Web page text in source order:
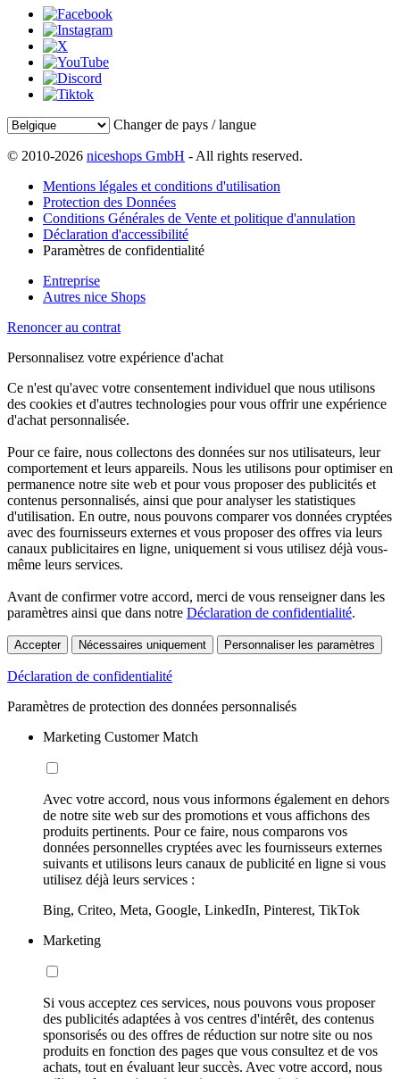
Changer de pays / langue
© 2010-2026 niceshops GmbH - All rights reserved.
Mentions légales et conditions d'utilisation
Protection des Données
Conditions Générales de Vente et politique d'annulation
Déclaration d'accessibilité
Paramètres de confidentialité
Entreprise
Autres nice Shops
Renoncer au contrat
Personnalisez votre expérience d'achat
Ce n'est qu'avec votre consentement individuel que nous utilisons
des cookies et d'autres technologies pour vous offrir une expérience
d'achat personnalisée.
Pour ce faire, nous collectons des données sur nos utilisateurs, leur
comportement et leurs appareils. Nous les utilisons pour optimiser en
permanence notre site web et pour vous proposer des publicités et
contenus personnalisés, ainsi que pour analyser les statistiques
d'utilisation. En outre, nous pouvons comparer vos données cryptées
avec des fournisseurs externes et vous proposer des offres via leurs
canaux publicitaires en ligne, uniquement si vous utilisez déjà vous-
même leurs services.
Avant de confirmer votre accord, merci de vous renseigner dans les
paramètres ainsi que dans notre Déclaration de confidentialité.
Accepter Nécessaires uniquement Personnaliser les paramètres
Déclaration de confidentialité
Paramètres de protection des données personnalisés
Marketing Customer Match
Avec votre accord, nous vous informons également en dehors
de notre site web sur des promotions et vous affichons des
produits pertinents. Pour ce faire, nous comparons vos
données personnelles cryptées avec les fournisseurs externes
suivants et utilisons leurs canaux de publicité en ligne si vous
utilisez déjà leurs services :
Bing, Criteo, Meta, Google, LinkedIn, Pinterest, TikTok
Marketing
Si vous acceptez ces services, nous pouvons vous proposer
des publicités adaptées à vos centres d'intérêt, des contenus
sponsorisés ou des offres de réduction sur notre site ou nos
produits en fonction des pages que vous consultez et de vos
achats, tout en évaluant leur succès. Avec votre accord, nous